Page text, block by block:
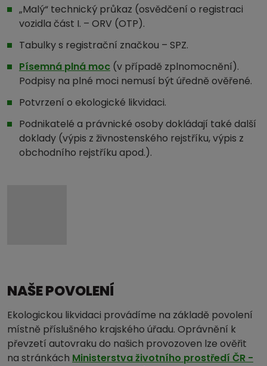
„Malý“ technický průkaz (osvědčení o registraci
vozidla část I. – ORV (OTP).
Tabulky s registrační značkou – SPZ.
Písemná plná moc (v případě zplnomocnění).
Podpisy na plné moci nemusí být úředně ověřené.
Potvrzení o ekologické likvidaci.
Podnikatelé a právnické osoby dokládají také další
doklady (výpis z živnostenského rejstříku, výpis z
obchodního rejstříku apod.).
NAŠE POVOLENÍ
Ekologickou likvidaci provádíme na základě povolení
místně příslušného krajského úřadu. Oprávnění k
převzetí autovraku do našich provozoven lze ověřit
na stránkách Ministerstva životního prostředí ČR -